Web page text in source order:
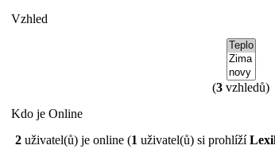
Vzhled
(3 vzhledů)
Kdo je Online
2 uživatel(ů) je online (1 uživatel(ů) si prohlíží